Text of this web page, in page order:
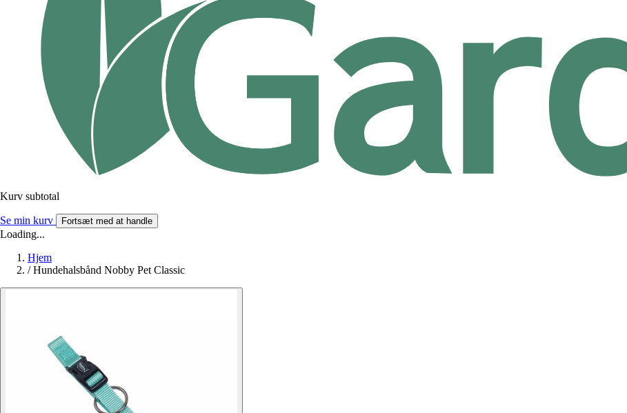
Kurv subtotal
Se min kurv Fortsæt med at handle
Loading...
Hjem
/ Hundehalsbånd Nobby Pet Classic